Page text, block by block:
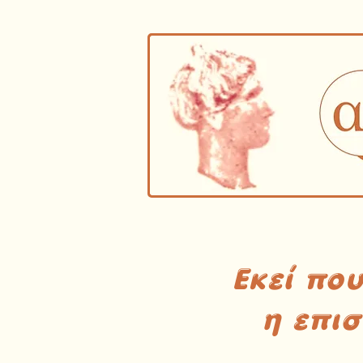
Εκεί
η